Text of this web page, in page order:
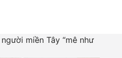
miền Tây “mê như